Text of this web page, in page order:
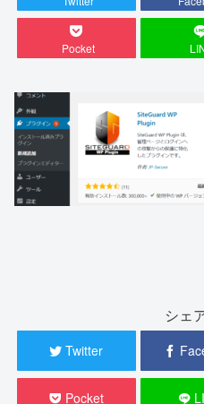
Pocket
シェ
Twitter
Pocket